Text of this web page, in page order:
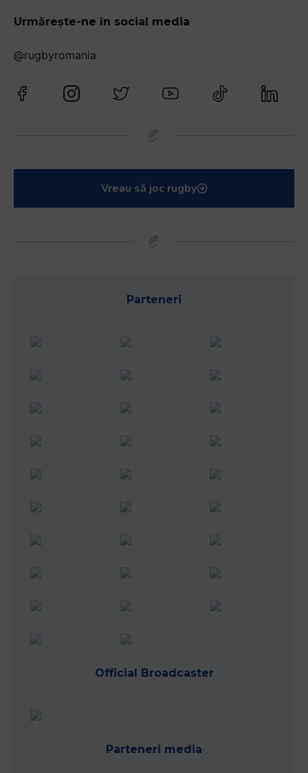
Urmărește-ne în social media
@rugbyromania
Vreau să joc rugby
Parteneri
Official Broadcaster
Parteneri media